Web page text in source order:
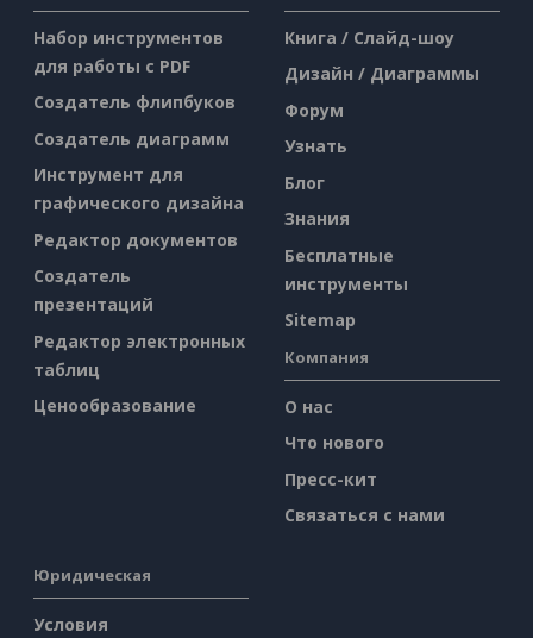
Набор инструментов
для работы с PDF
Создатель флипбуков
Создатель диаграмм
Инструмент для
графического дизайна
Редактор документов
Создатель
презентаций
Редактор электронных
таблиц
Ценообразование
Книга / Слайд-шоу
Дизайн / Диаграммы
Форум
Узнать
Блог
Знания
Бесплатные
инструменты
Sitemap
Компания
О нас
Что нового
Пресс-кит
Связаться с нами
Юридическая
Условия